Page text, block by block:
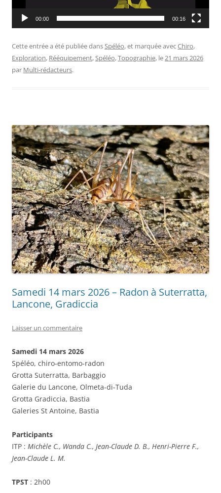
00:00 00:16
Cette entrée a été publiée dansSpéléo, et marquée avecChiro,
Exploration, Rééquipement,Spéléo,Topographie, le21 mars 2026
par Multi-rédacteurs.
Samedi 14 mars 2026 – Radon à Suterratta,
Lancone, Gradiccia
Laisser un commentaire
Samedi 14 mars 2026
Spéléo, chiro-entomo-radon
Grotta Suterratta, Barbaggio
Galerie du Lancone, Olmeta-di-Tuda
Grotta Gradiccia, Bastia
Galeries St Antoine, Bastia
Participants
ITP : Michèle C., Wanda C., Jean-Claude D. B., Henri-Pierre F.,
Jean-Claude L. M.
TPST : 2h00